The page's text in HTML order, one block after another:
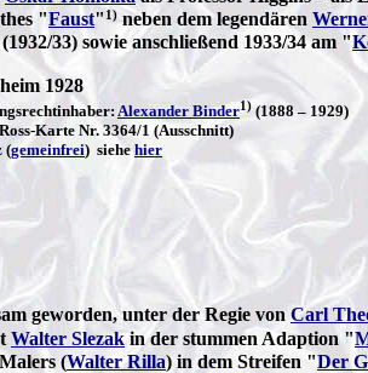
"Faust" 1)neben dem legendären
33) sowie anschließend 1933/34 am "
1928
Alexander Binder1) (1888 – 1929)
Karte Nr. 3364/1 (Ausschnitt)
(gemeinfrei) siehe hier
geworden, unter der Regie von Carl
Walter Slezakin der stummen Adaption "
(Walter Rilla) in dem Streifen "Der